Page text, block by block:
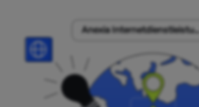
Anexia Internetdienstleistun